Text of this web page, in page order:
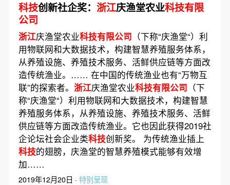
科技创新社企奖： 浙江庆渔堂农业科技有限
公司
浙江庆渔堂农业科技有限公司 （下称“庆渔堂“）利
用物联网和大数据技术，构建智慧养殖服务体系，
从养殖设施、养殖技术服务、活鲜供应链等方面改
造传统渔业。…… 在中国的传统渔业也有“万物互
联”的探索者。 浙江庆渔堂农业科技有限公司 （下
称“庆渔堂“）利用物联网和大数据技术，构建智慧
养殖服务体系，从养殖设施、养殖技术服务、活鲜
供应链等方面改造传统渔业。它也因此获得2019社
企论坛社会企业类科技创新奖。 为传统渔业插上
科技的翅膀，庆渔堂的智慧养殖模式能够有效增
加……
2019年12月20日 · 特别呈现